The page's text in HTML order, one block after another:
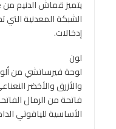
الشبكة المعدنية
إدخالات.
لون
لوحة فيرساتشي من
والأزرق والأخضر
فاتحة من الرمال
الأساسية للياقوتي